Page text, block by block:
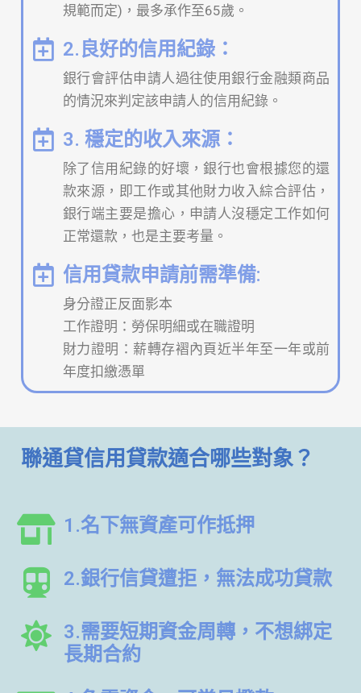
規範而定)，最多承作至65歲。
2.良好的信用紀錄：
銀行會評估申請人過往使用銀行金融類商品
的情況來判定該申請人的信用紀錄。
3. 穩定的收入來源：
除了信用紀錄的好壞，銀行也會根據您的還
款來源，即工作或其他財力收入綜合評估，
銀行端主要是擔心，申請人沒穩定工作如何
正常還款，也是主要考量。
信用貸款申請前需準備:
身分證正反面影本
工作證明：勞保明細或在職證明
財力證明：薪轉存褶內頁近半年至一年或前
年度扣繳憑單
聯通貸信用貸款適合哪些對象？
1.名下無資產可作抵押
2.銀行信貸遭拒，無法成功貸款
3.需要短期資金周轉，不想綁定
長期合約